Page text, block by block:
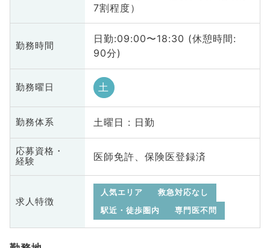
7割程度）
勤務時間
日勤:09:00〜18:30 (休憩時間:
90分)
勤務曜日 土
勤務体系 土曜日 : 日勤
応募資格・
経験
医師免許、保険医登録済
求人特徴
人気エリア
救急対応なし
駅近・徒歩圏内
専門医不問